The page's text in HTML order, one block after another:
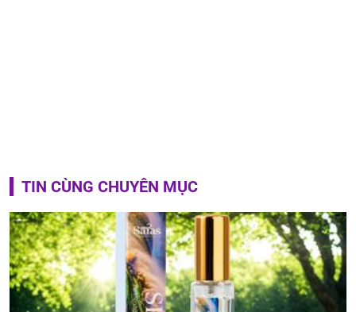
TIN CÙNG CHUYÊN MỤC